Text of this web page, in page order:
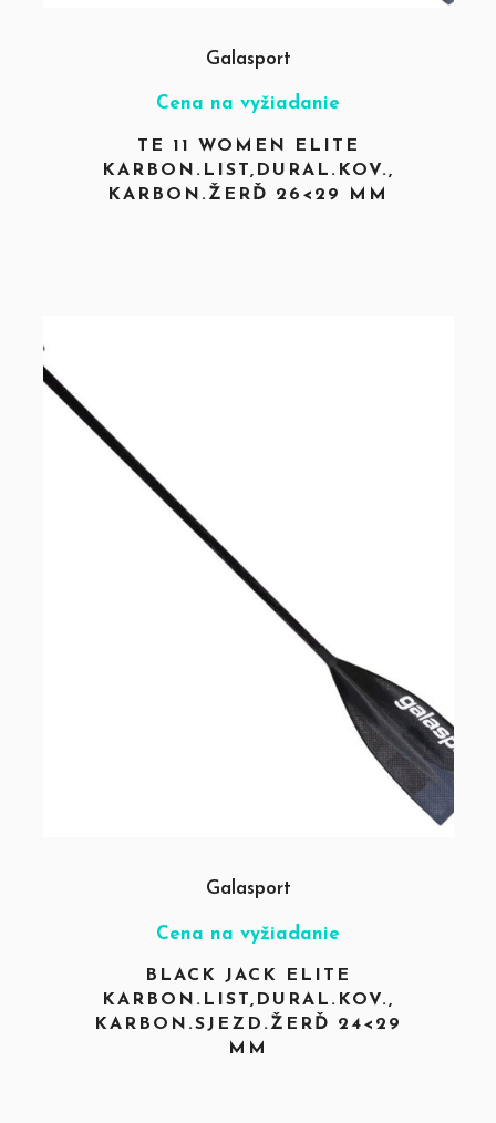
Galasport
Cena na vyžiadanie
TE 11 WOMEN ELITE
KARBON.LIST,DURAL.KOV.,
KARBON.ŽERĎ 26<29 MM
Galasport
Cena na vyžiadanie
BLACK JACK ELITE
KARBON.LIST,DURAL.KOV.,
KARBON.SJEZD.ŽERĎ 24<29
MM